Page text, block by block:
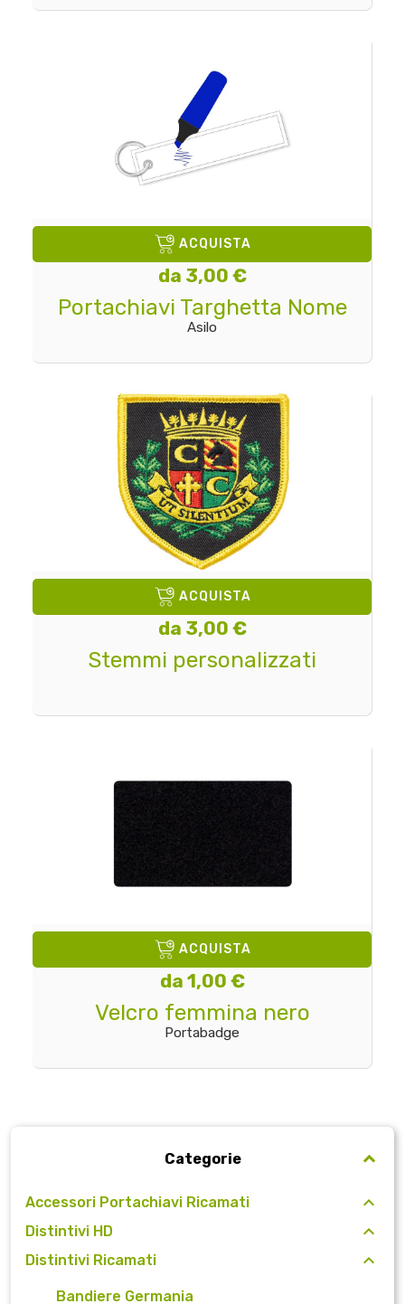
Categorie
Accessori Portachiavi Ricamati
Distintivi HD
Distintivi Ricamati
Bandiere Germania
ACQUISTA
da 3,00 €
Portachiavi Targhetta Nome
Asilo
ACQUISTA
da 3,00 €
Stemmi personalizzati
ACQUISTA
da 1,00 €
Velcro femmina nero
Portabadge